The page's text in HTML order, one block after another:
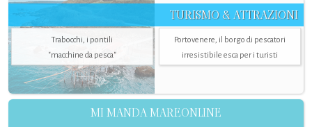
TURISMO & ATTRAZIONI
Trabocchi, i pontili
"macchine da pesca"
Portovenere, il borgo di pescatori
irresistibile esca per i turisti
MI MANDA MAREONLINE